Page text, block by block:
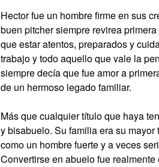
Hector fue un hombre firme en sus
buen pitcher siempre revirea
que estar atentos, preparados y
trabajo y todo aquello que vale la
siempre decía que fue amor a
de un hermoso legado familiar.
Más que cualquier título que haya
y bisabuelo. Su familia era su
como un hombre fuerte y a veces
Convertirse en abuelo fue